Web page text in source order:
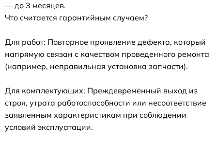
— до 3 месяцев.
Что считается гарантийным случаем?
Для работ: Повторное проявление дефекта, который
напрямую связан с качеством проведенного ремонта
(например, неправильная установка запчасти).
Для комплектующих: Преждевременный выход из
строя, утрата работоспособности или несоответствие
заявленным характеристикам при соблюдении
условий эксплуатации.